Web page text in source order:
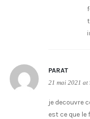
PARAT
21 mai 2021 at
je decouvre
est ce que le